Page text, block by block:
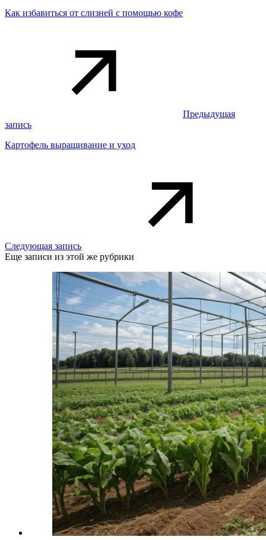
Как избавиться от слизней с помощью кофе
Предыдущая
запись
Картофель выращивание и уход
Следующая запись
Еще записи из этой же рубрики